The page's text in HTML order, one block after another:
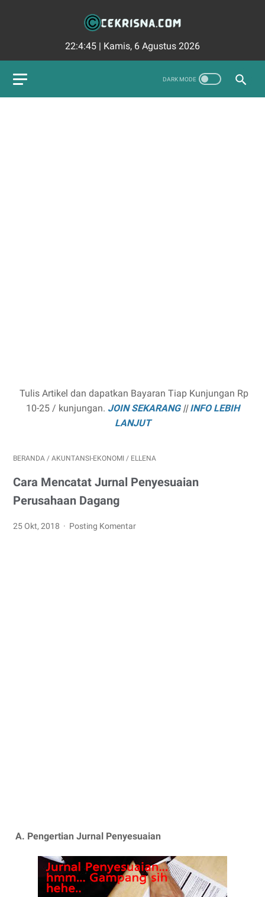
22:4:46 | Kamis, 6 Agustus 2026
Tulis Artikel dan dapatkan Bayaran Tiap Kunjungan Rp
10-25 / kunjungan. JOIN SEKARANG||INFO LEBIH
LANJUT
BERANDA / AKUNTANSI-EKONOMI / ELLENA
Cara Mencatat Jurnal Penyesuaian
Perusahaan Dagang
25 Okt, 2018 Posting Komentar
A. Pengertian Jurnal Penyesuaian